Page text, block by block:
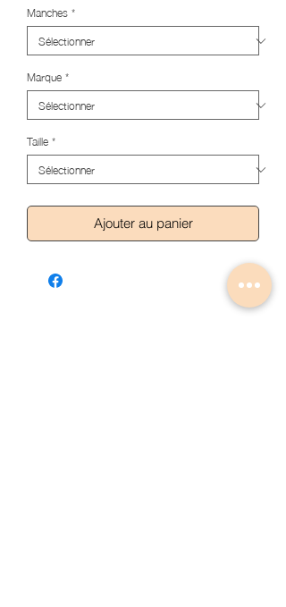
Manches*
Marque*
Taille*
Ajouter au panier